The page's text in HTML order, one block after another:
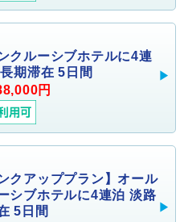
クルーシブホテルに4連
期滞在 5日間
円
クアッププラン】オール
シブホテルに4連泊 淡路
5日間